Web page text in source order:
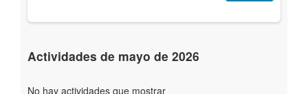
Actividades de mayo de 2026
No hay actividades que mostrar